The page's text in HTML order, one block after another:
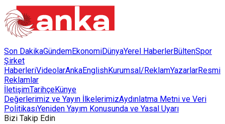
Son DakikaGündemEkonomiDünyaYerel HaberlerBültenSpor
Şirket
HaberleriVideolarAnkaEnglishKurumsal/ReklamYazarlarResmi
Reklamlar
İletişimTarihçeKünye
Değerlerimiz ve Yayın İlkelerimizAydınlatma Metni ve Veri
PolitikasıYeniden Yayım Konusunda ve Yasal Uyarı
Bizi Takip Edin